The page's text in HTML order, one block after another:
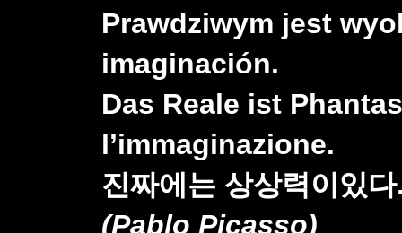
Prawdziwym jest
imaginación.
Das Reale ist
l’immaginazione.
진짜에는 상상력이있
(Pablo Picasso)